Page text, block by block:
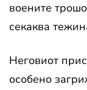
воените
секаква
Неговиот
особено